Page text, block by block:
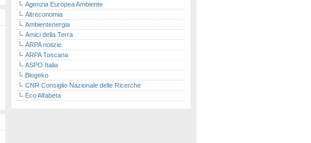
Agenzia Europea Ambiente
Altreconomia
Ambientenergia
Amici della Terra
ARPA notizie
ARPA Toscana
ASPO Italia
Blogeko
CNR Consiglio Nazionale delle Ricerche
Eco Alfabeta